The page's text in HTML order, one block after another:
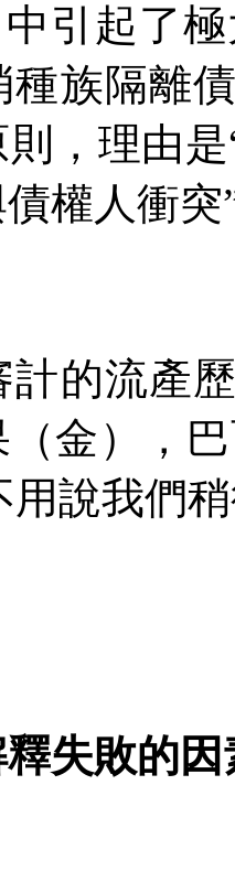
中引起了
種族隔離
，理由
權人衝突
計的流產
金），
用說我們
失敗的